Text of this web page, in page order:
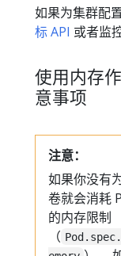
如果为集群配
标 API 或者监
使用内存
意事项
注意：
如果你没有
卷就会消耗
的内存限制
（